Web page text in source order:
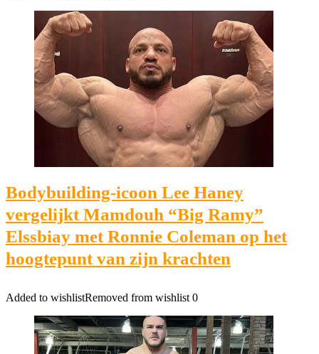
Bodybuilding-icoon Lee Haney
vergelijkt Mamdouh “Big Ramy”
Elssbiay met Ronnie Coleman op het
hoogtepunt van zijn krachten
Added to wishlistRemoved from wishlist 0